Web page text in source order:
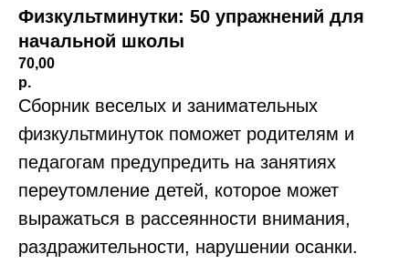
Физкультминутки: 50 упражнений для
начальной школы
70,00
р.
Сборник веселых и занимательных
физкультминуток поможет родителям и
педагогам предупредить на занятиях
переутомление детей, которое может
выражаться в рассеянности внимания,
раздражительности, нарушении осанки.